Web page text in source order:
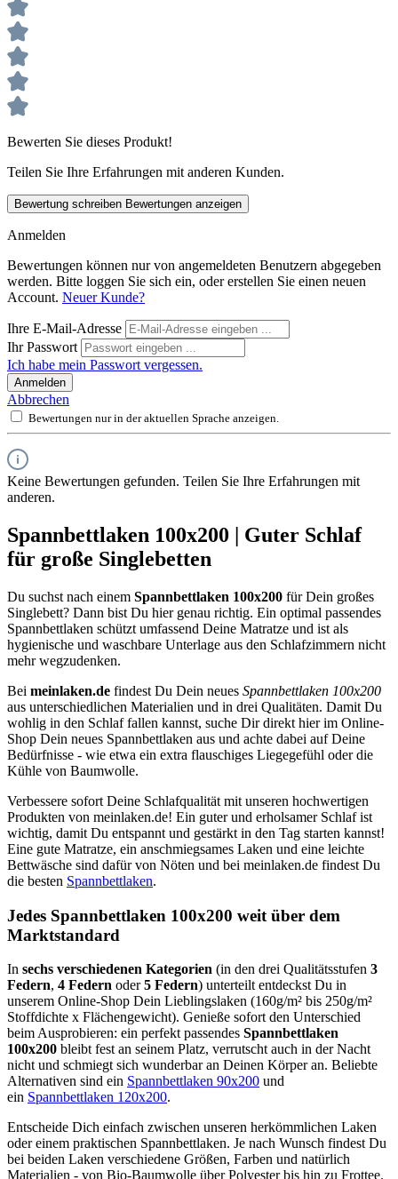
Bewerten Sie dieses Produkt!
Teilen Sie Ihre Erfahrungen mit anderen Kunden.
Bewertung schreiben Bewertungen anzeigen
Anmelden
Bewertungen können nur von angemeldeten Benutzern abgegeben
werden. Bitte loggen Sie sich ein, oder erstellen Sie einen neuen
Account. Neuer Kunde?
Ihre E-Mail-Adresse
Ihr Passwort
Ich habe mein Passwort vergessen.
Anmelden
Abbrechen
Bewertungen nur in der aktuellen Sprache anzeigen.
Keine Bewertungen gefunden. Teilen Sie Ihre Erfahrungen mit
anderen.
Spannbettlaken 100x200 | Guter Schlaf
für große Singlebetten
Du suchst nach einem Spannbettlaken 100x200 für Dein großes
Singlebett? Dann bist Du hier genau richtig. Ein optimal passendes
Spannbettlaken schützt umfassend Deine Matratze und ist als
hygienische und waschbare Unterlage aus den Schlafzimmern nicht
mehr wegzudenken.
Bei meinlaken.de findest Du Dein neues Spannbettlaken 100x200
aus unterschiedlichen Materialien und in drei Qualitäten. Damit Du
wohlig in den Schlaf fallen kannst, suche Dir direkt hier im Online-
Shop Dein neues Spannbettlaken aus und achte dabei auf Deine
Bedürfnisse - wie etwa ein extra flauschiges Liegegefühl oder die
Kühle von Baumwolle.
Verbessere sofort Deine Schlafqualität mit unseren hochwertigen
Produkten von meinlaken.de! Ein guter und erholsamer Schlaf ist
wichtig, damit Du entspannt und gestärkt in den Tag starten kannst!
Eine gute Matratze, ein anschmiegsames Laken und eine leichte
Bettwäsche sind dafür von Nöten und bei meinlaken.de findest Du
die besten Spannbettlaken.
Jedes Spannbettlaken 100x200 weit über dem
Marktstandard
In sechs verschiedenen Kategorien (in den drei Qualitätsstufen 3
Federn, 4 Federn oder5 Federn) unterteilt entdeckst Du in
unserem Online-Shop Dein Lieblingslaken (160g/m² bis 250g/m²
Stoffdichte x Flächengewicht). Genieße sofort den Unterschied
beim Ausprobieren: ein perfekt passendes Spannbettlaken
100x200 bleibt fest an seinem Platz, verrutscht auch in der Nacht
nicht und schmiegt sich wunderbar an Deinen Körper an. Beliebte
Alternativen sind ein Spannbettlaken 90x200 und
ein Spannbettlaken 120x200.
Entscheide Dich einfach zwischen unseren herkömmlichen Laken
oder einem praktischen Spannbettlaken. Je nach Wunsch findest Du
bei beiden Laken verschiedene Größen, Farben und natürlich
Materialien - von Bio-Baumwolle über Polyester bis hin zu Frottee.